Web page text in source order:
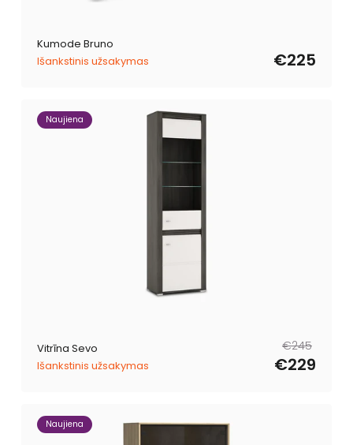
Kumode Bruno
Išankstinis užsakymas
€225
Naujiena
Vitrīna Sevo
Išankstinis užsakymas
Parastā€245
Pārdošanas
€229
Naujiena